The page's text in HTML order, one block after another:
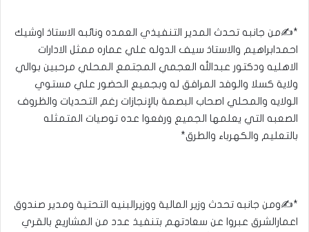
*✍️من جانبه تحدث المدير التنفيذي العمده ونائبه الاستاذ اوشيك
احمدابراهيم والاستاذ سيف الدوله علي عماره ممثل الادارات
الاهليه ودكتور عبدالله العجمي المجتمع المحلي مرحبين بوالي
ولاية كسلا والوفد المرافق له وبجميع الحضور علي مستوي
الولايه والمحلي اصحاب البصمة بالإنجازات رغم التحديات والظروف
الصعبه التي يعلمها الجميع ورفعوا عده توصيات المتمثله
بالتعليم والكهرباء والطرق*
*✍️ومن جانبه تحدث وزير المالية ووزيرالبنيه التحتية ومدير صندوق
اعمارالشرق عبروا عن سعادتهم بتنفيذ عدد من المشاريع بالقري